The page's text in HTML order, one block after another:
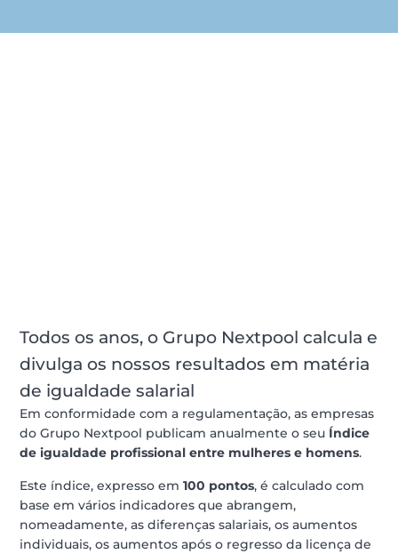
Todos os anos, o Grupo Nextpool calcula e
divulga os nossos resultados em matéria
de igualdade salarial
Em conformidade com a regulamentação, as empresas
do Grupo Nextpool publicam anualmente o seu Índice
de igualdade profissional entre mulheres e homens.
Este índice, expresso em100 pontos, é calculado com
base em vários indicadores que abrangem,
nomeadamente, as diferenças salariais, os aumentos
individuais, os aumentos após o regresso da licença de